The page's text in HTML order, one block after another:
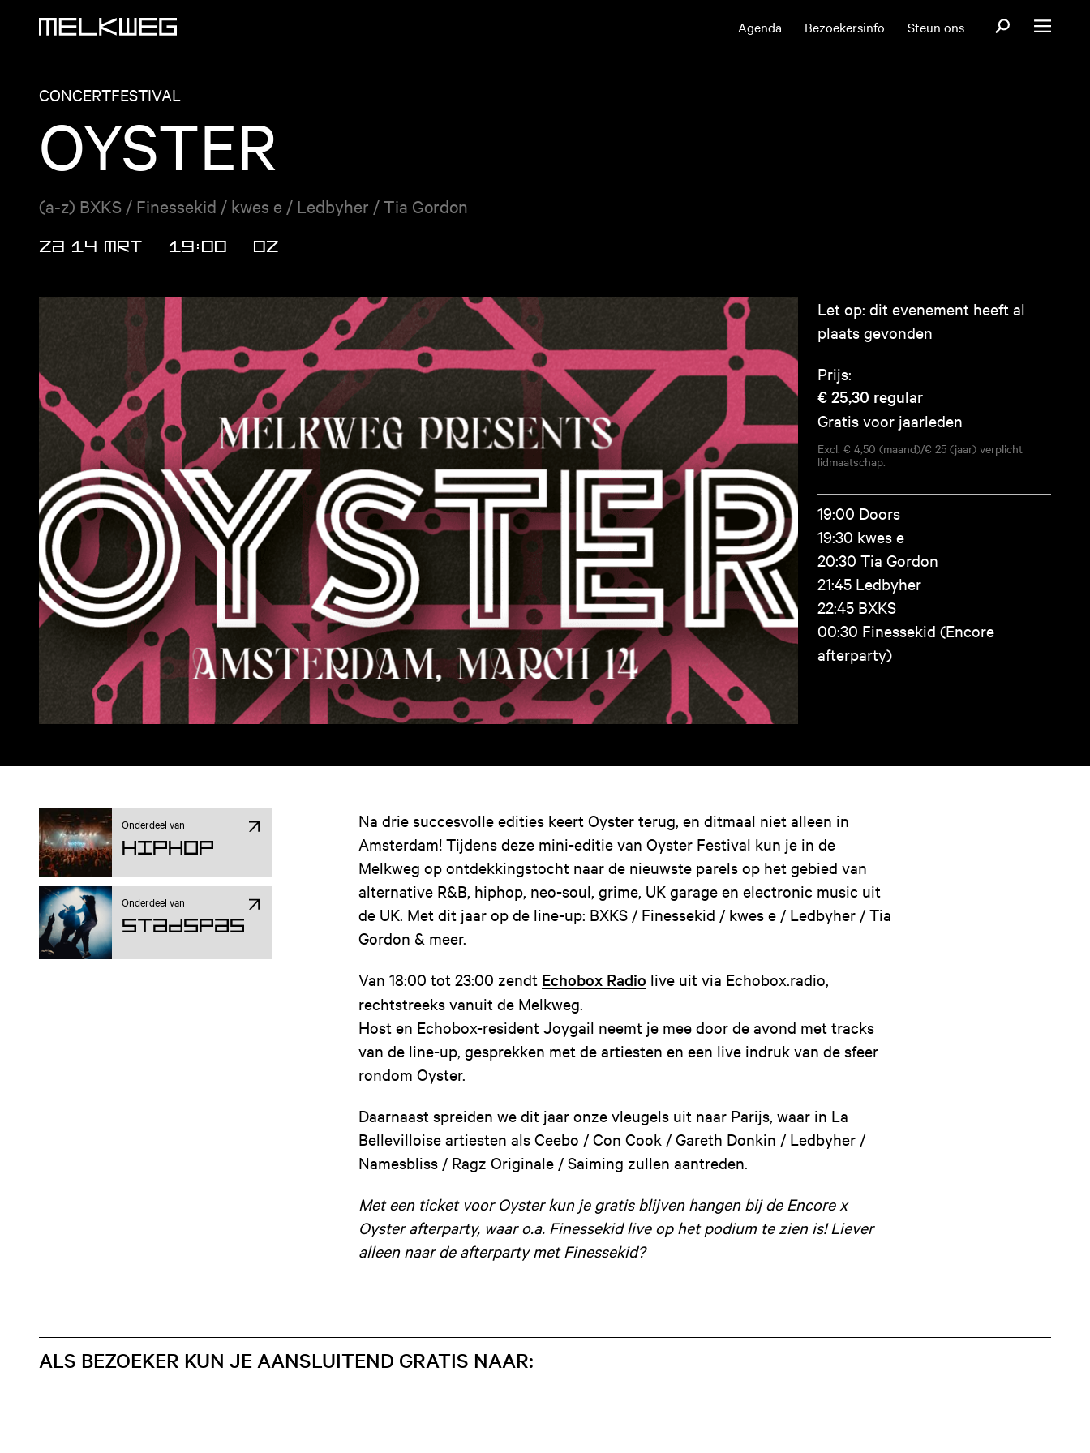
Agenda Bezoekersinfo Steun ons OpenOpen menu
CONCERTFESTIVAL
OYSTER
(a-z) BXKS / Finessekid / kwes e / Ledbyher / Tia Gordon
ZA 14 MRT 19:00 OZ
Let op: dit evenement heeft al
plaats gevonden
Prijs:
€ 25,30 regular
Gratis voor jaarleden
Excl. € 4,50 (maand)/€ 25 (jaar) verplicht
lidmaatschap.
19:00 Doors
19:30 kwes e
20:30 Tia Gordon
21:45 Ledbyher
22:45 BXKS
00:30 Finessekid (Encore
afterparty)
Onderdeel van
Hiphop
Onderdeel van
Stadspas
Na drie succesvolle edities keert Oyster terug, en ditmaal niet alleen in
Amsterdam! Tijdens deze mini-editie van Oyster Festival kun je in de
Melkweg op ontdekkingstocht naar de nieuwste parels op het gebied van
alternative R&B, hiphop, neo-soul, grime, UK garage en electronic music uit
de UK. Met dit jaar op de line-up: BXKS / Finessekid / kwes e / Ledbyher / Tia
Gordon & meer.
Van 18:00 tot 23:00 zendt Echobox Radio live uit via Echobox.radio,
rechtstreeks vanuit de Melkweg.
Host en Echobox-resident Joygail neemt je mee door de avond met tracks
van de line-up, gesprekken met de artiesten en een live indruk van de sfeer
rondom Oyster.
Daarnaast spreiden we dit jaar onze vleugels uit naar Parijs, waar in La
Bellevilloise artiesten als Ceebo / Con Cook / Gareth Donkin / Ledbyher /
Namesbliss / Ragz Originale / Saiming zullen aantreden.
Met een ticket voor Oyster kun je gratis blijven hangen bij de Encore x
Oyster afterparty, waar o.a. Finessekid live op het podium te zien is! Liever
alleen naar de afterparty met Finessekid?
ALS BEZOEKER KUN JE AANSLUITEND GRATIS NAAR: